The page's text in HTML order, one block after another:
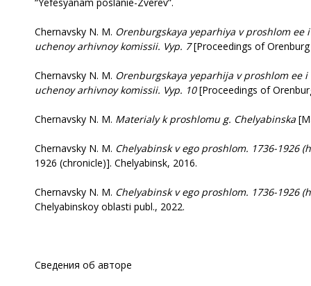
Chernavsky N. M. Orenburgskaya yeparhiya v proshlom ee
uchenoy arhivnoy komissii. Vyp. 7[Proceedings of
Chernavsky N. M. Orenburgskaya yeparhija v proshlom ee i
uchenoy arhivnoy komissii. Vyp. 10[Proceedings of
Chernavsky N. M. Materialy k proshlomu g. Chelyabinska
Chernavsky N. M. Chelyabinsk v ego proshlom. 1736-1926
1926 (chronicle)]. Chelyabinsk, 2016.
Chernavsky N. M. Chelyabinsk v ego proshlom. 1736-1926
Chelyabinskoy oblasti publ., 2022.
Сведения об авторе